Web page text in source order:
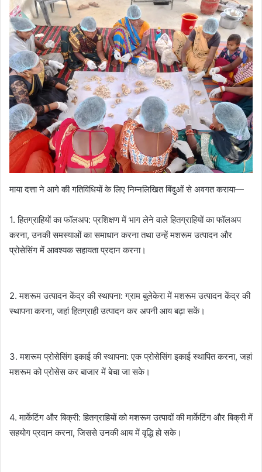
माया दत्ता ने आगे की गतिविधियों के लिए निम्नलिखित बिंदुओं से अवगत कराया—
1. हितग्राहियों का फॉलअप: प्रशिक्षण में भाग लेने वाले हितग्राहियों का फॉलअप
करना, उनकी समस्याओं का समाधान करना तथा उन्हें मशरूम उत्पादन और
प्रोसेसिंग में आवश्यक सहायता प्रदान करना।
2. मशरूम उत्पादन केंद्र की स्थापना: ग्राम बुलेकेरा में मशरूम उत्पादन केंद्र की
स्थापना करना, जहां हितग्राही उत्पादन कर अपनी आय बढ़ा सकें।
3. मशरूम प्रोसेसिंग इकाई की स्थापना: एक प्रोसेसिंग इकाई स्थापित करना, जहां
मशरूम को प्रोसेस कर बाजार में बेचा जा सके।
4. मार्केटिंग और बिक्री: हितग्राहियों को मशरूम उत्पादों की मार्केटिंग और बिक्री में
सहयोग प्रदान करना, जिससे उनकी आय में वृद्धि हो सके।